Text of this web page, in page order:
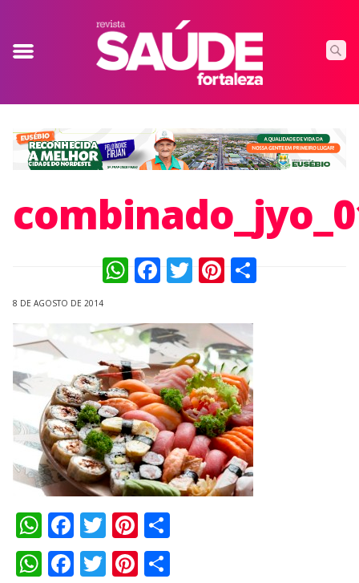
WhatsApp
Facebook
TwitterPinterest
8 DE AGOSTO DE 2014
WhatsApp
Facebook
Twitter
Pinterest
Compartilhar
WhatsApp
Facebook
Twitter
Pinterest
Compartilhar